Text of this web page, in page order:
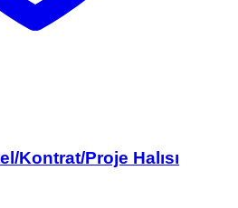
Kontrat/Proje Halısı